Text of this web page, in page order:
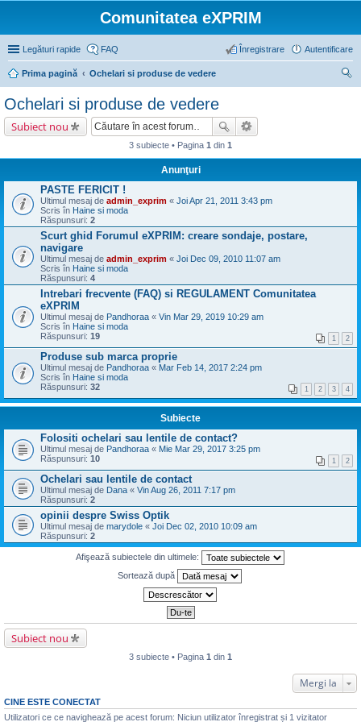
Comunitatea eXPRIM
Legături rapide FAQ Autentificare
Înregistrare
Prima pagină
Ochelari si produse de vedere
Ochelari si produse de vedere
Subiect nou
3 subiecte • Pagina 1 din 1
Anunţuri
PASTE FERICIT !
Ultimul mesaj de admin_exprim « Joi Apr 21, 2011 3:43 pm
Scris în Haine si moda
Răspunsuri: 2
Scurt ghid Forumul eXPRIM: creare sondaje, postare,
navigare
Ultimul mesaj de admin_exprim « Joi Dec 09, 2010 11:07 am
Scris în Haine si moda
Răspunsuri: 4
Intrebari frecvente (FAQ) si REGULAMENT Comunitatea
eXPRIM
Ultimul mesaj de Pandhoraa « Vin Mar 29, 2019 10:29 am
Scris în Haine si moda
Răspunsuri: 19 1 2
Produse sub marca proprie
Ultimul mesaj de Pandhoraa « Mar Feb 14, 2017 2:24 pm
Scris în Haine si moda
Răspunsuri: 32 1 2 3 4
Subiecte
Folositi ochelari sau lentile de contact?
Ultimul mesaj de Pandhoraa « Mie Mar 29, 2017 3:25 pm
Răspunsuri: 10 1 2
Ochelari sau lentile de contact
Ultimul mesaj de Dana « Vin Aug 26, 2011 7:17 pm
Răspunsuri: 2
opinii despre Swiss Optik
Ultimul mesaj de marydole « Joi Dec 02, 2010 10:09 am
Răspunsuri: 2
Afişează subiectele din ultimele:
Sortează după
Subiect nou
3 subiecte • Pagina 1 din 1
Mergi la
CINE ESTE CONECTAT
Utilizatori ce ce navighează pe acest forum: Niciun utilizator înregistrat și 1 vizitator